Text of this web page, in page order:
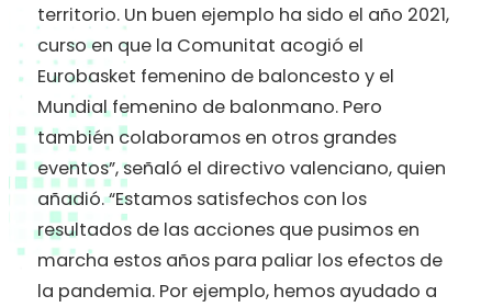
territorio. Un buen ejemplo ha sido el año 2021,
curso en que la Comunitat acogió el
Eurobasket femenino de baloncesto y el
Mundial femenino de balonmano. Pero
también colaboramos en otros grandes
eventos”, señaló el directivo valenciano, quien
añadió. “Estamos satisfechos con los
resultados de las acciones que pusimos en
marcha estos años para paliar los efectos de
la pandemia. Por ejemplo, hemos ayudado a